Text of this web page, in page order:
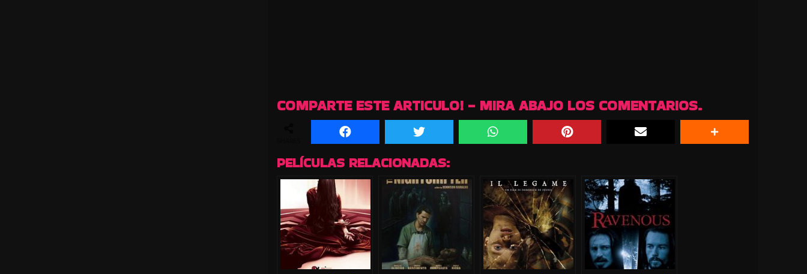
COMPARTE ESTE ARTICULO! - MIRA ABAJO LOS COMENTARIOS.
PELÍCULAS RELACIONADAS: